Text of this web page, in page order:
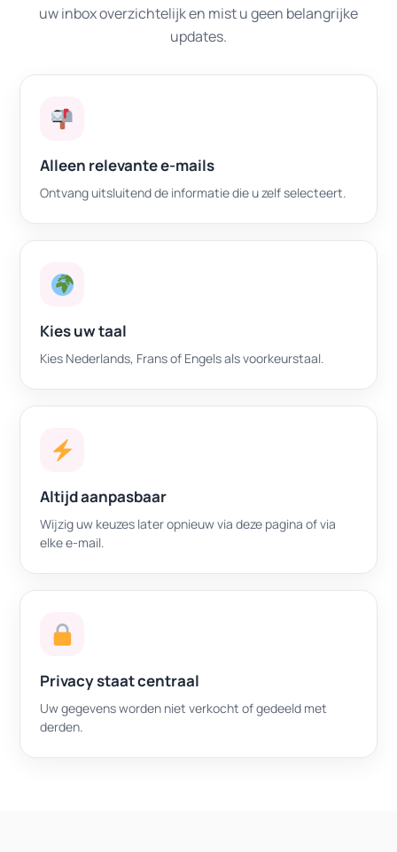
uw inbox overzichtelijk en mist u geen belangrijke
updates.
Alleen relevante e-mails
Ontvang uitsluitend de informatie die u zelf selecteert.
Kies uw taal
Kies Nederlands, Frans of Engels als voorkeurstaal.
Altijd aanpasbaar
Wijzig uw keuzes later opnieuw via deze pagina of via
elke e-mail.
Privacy staat centraal
Uw gegevens worden niet verkocht of gedeeld met
derden.